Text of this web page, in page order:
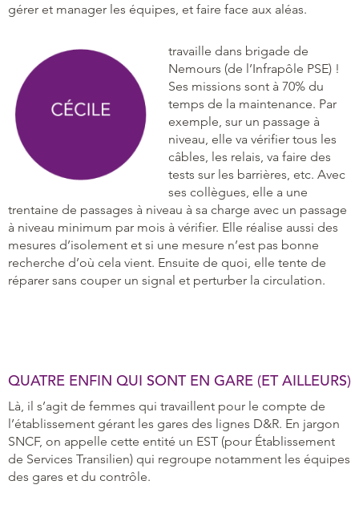
gérer et manager les équipes, et faire face aux aléas.
travaille dans brigade de
Nemours (de l’Infrapôle PSE) !
Ses missions sont à 70% du
temps de la maintenance. Par
exemple, sur un passage à
niveau, elle va vérifier tous les
câbles, les relais, va faire des
tests sur les barrières, etc. Avec
ses collègues, elle a une
trentaine de passages à niveau à sa charge avec un passage
à niveau minimum par mois à vérifier. Elle réalise aussi des
mesures d’isolement et si une mesure n’est pas bonne
recherche d’où cela vient. Ensuite de quoi, elle tente de
réparer sans couper un signal et perturber la circulation.
QUATRE ENFIN QUI SONT EN GARE (ET AILLEURS)
Là, il s’agit de femmes qui travaillent pour le compte de
l’établissement gérant les gares des lignes D&R. En jargon
SNCF, on appelle cette entité un EST (pour Établissement
de Services Transilien) qui regroupe notamment les équipes
des gares et du contrôle.